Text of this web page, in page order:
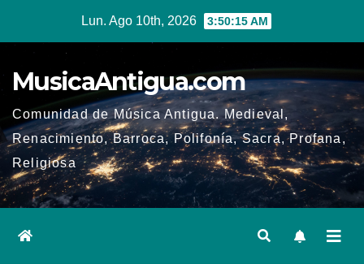
Lun. Ago 10th, 2026 3:50:16 AM
MusicaAntigua.com
Comunidad de Música Antigua. Medieval,
Renacimiento, Barroca, Polifonía, Sacra, Profana,
Religiosa